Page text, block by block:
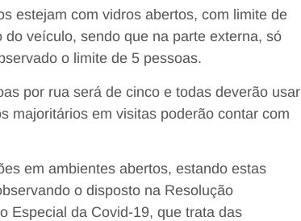
estejam com vidros abertos, com limite de
veículo, sendo que na parte externa, só
o limite de 5 pessoas.
por rua será de cinco e todas deverão usar
majoritários em visitas poderão contar com
em ambientes abertos, estando estas
o disposto na Resolução
Especial da Covid-19, que trata das